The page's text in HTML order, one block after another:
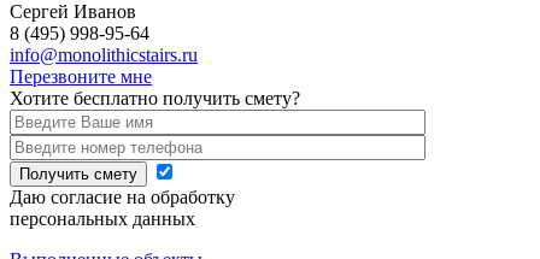
Сергей Иванов
8 (495) 998-95-64
info@monolithicstairs.ru
Перезвоните мне
Хотите бесплатно получить смету?
Даю согласие на обработку
персональных данных